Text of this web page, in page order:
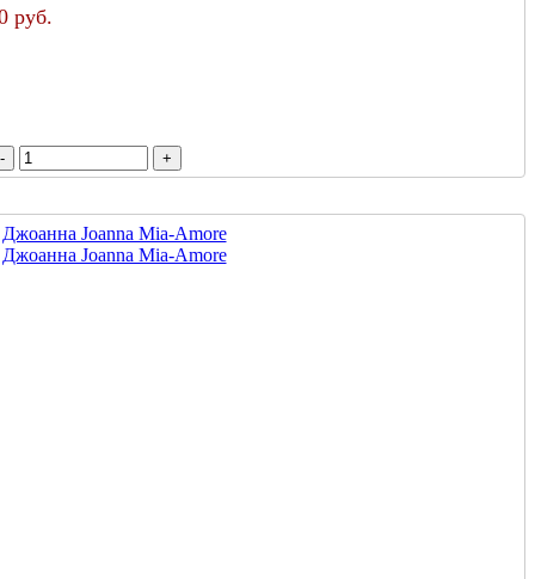
руб.